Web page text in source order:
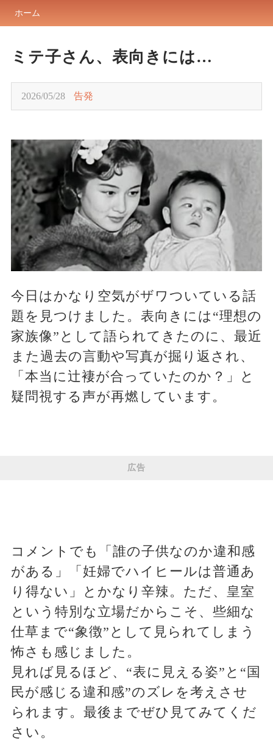
ホーム
ミテ子さん、表向きには…
2026/05/28 告発
今日はかなり空気がザワついている話
題を見つけました。表向きには“理想の
家族像”として語られてきたのに、最近
また過去の言動や写真が掘り返され、
「本当に辻褄が合っていたのか？」と
疑問視する声が再燃しています。
広告
コメントでも「誰の子供なのか違和感
がある」「妊婦でハイヒールは普通あ
り得ない」とかなり辛辣。ただ、皇室
という特別な立場だからこそ、些細な
仕草まで“象徴”として見られてしまう
怖さも感じました。
見れば見るほど、“表に見える姿”と“国
民が感じる違和感”のズレを考えさせ
られます。最後までぜひ見てみてくだ
さい。